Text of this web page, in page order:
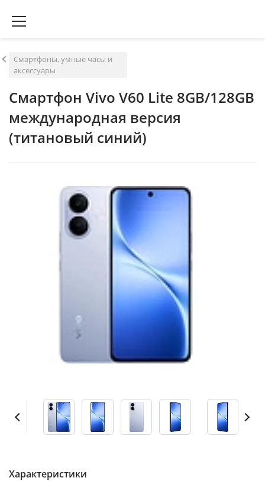
Смартфоны, умные часы и
аксессуары
Смартфон Vivo V60 Lite 8GB/128GB
международная версия
(титановый синий)
Характеристики